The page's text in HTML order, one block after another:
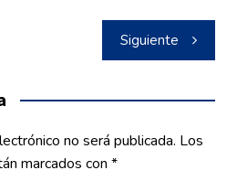
Siguiente
no será publicada. Los
marcados con *